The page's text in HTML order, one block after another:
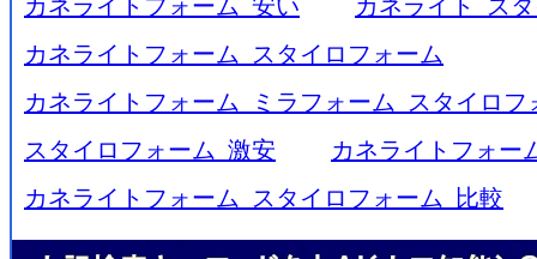
カネライトフォーム 安い
カネライト ス
カネライトフォーム スタイロフォーム
カネライトフォーム ミラフォーム スタイロ
スタイロフォーム 激安
カネライトフォ
カネライトフォーム スタイロフォーム 比較